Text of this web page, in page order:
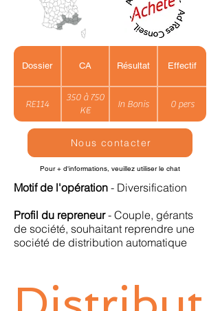
Dossier CA Résultat Effectif
RE114
350 à 750
K€
In Bonis 0 pers
Nous contacter
Pour + d'informations, veuillez utiliser le chat
Motif de l'opération - Diversification
Profil du repreneur- Couple, gérants
de société, souhaitant reprendre une
société de distribution automatique